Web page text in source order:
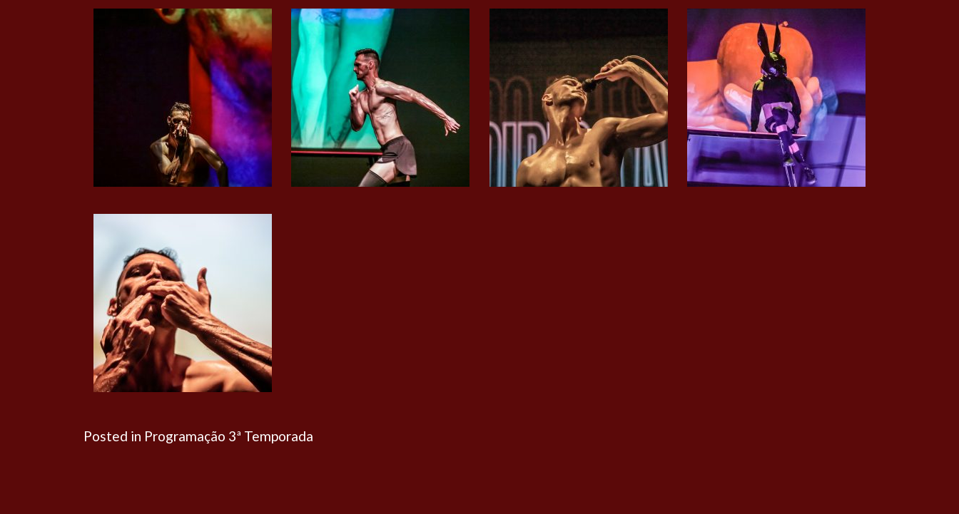
Posted in Programação 3ª Temporada